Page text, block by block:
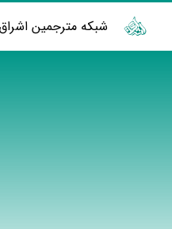
شبکه مترجمین اشراق